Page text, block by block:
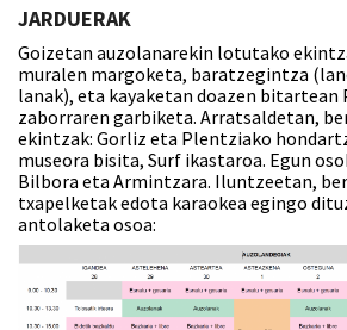
JARDUERAK
Goizetan auzolanarekin lotutako
muralen margoketa, baratzegintza
lanak), eta kayaketan doazen bitartean
zaborraren garbiketa. Arratsaldetan,
ekintzak: Gorliz eta Plentziako
museora bisita, Surf ikastaroa. Egun
Bilbora eta Armintzara. Iluntzeetan,
txapelketak edota karaokea egingo
antolaketa osoa: